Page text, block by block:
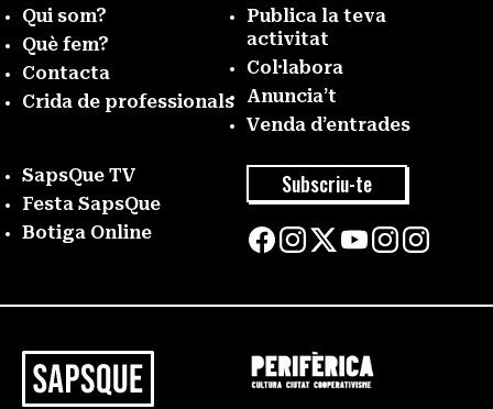
Qui som?
Què fem?
Contacta
Crida de professionals
Publica la teva
activitat
Col·labora
Anuncia’t
Venda d’entrades
SapsQue TV
Festa SapsQue
Botiga Online
Subscriu-te